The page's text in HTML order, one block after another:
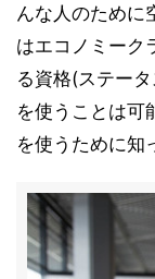
んな人のために
はエコノミーク
る資格(ステー
を使うことは可
を使うために知